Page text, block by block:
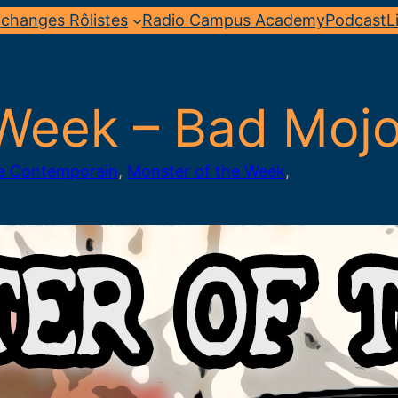
Rôlistes Radio Campus AcademyPodcast
– Bad
Contemporain, Monster of the Week